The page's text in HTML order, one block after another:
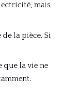
mais
la pièce. Si
que la vie ne